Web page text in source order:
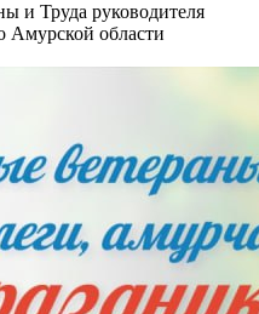
и Труда руководителя
Амурской области